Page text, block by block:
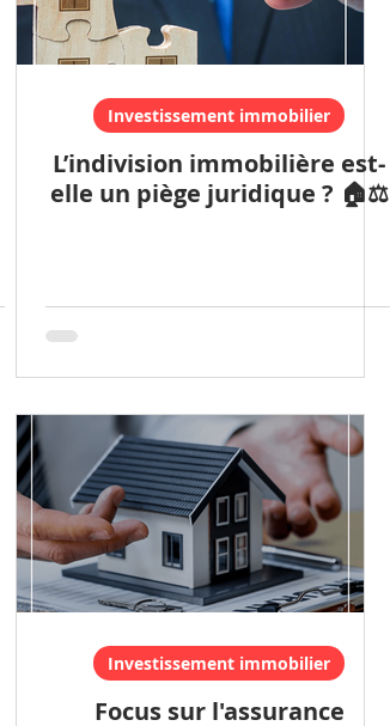
Investissement immobilier
L’indivision immobilière est-
elle un piège juridique ? 🏠⚖️
Investissement immobilier
Focus sur l'assurance